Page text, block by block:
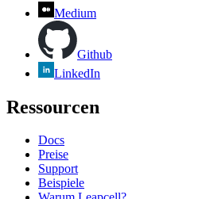
Medium
Github
LinkedIn
Ressourcen
Docs
Preise
Support
Beispiele